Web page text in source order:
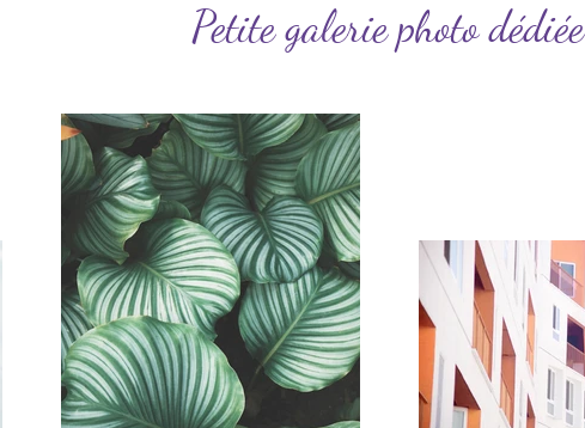
Petite galerie photo dédiée